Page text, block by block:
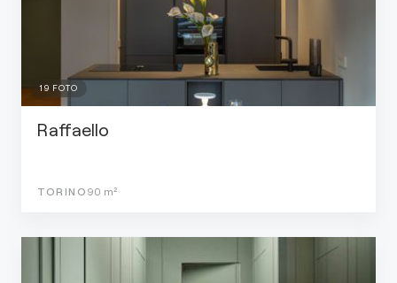
19 FOTO
Raffaello
TORINO 90 m²